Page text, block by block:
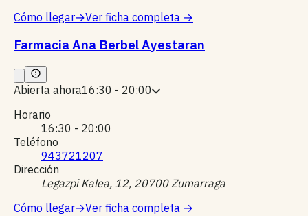
Cómo llegar→Ver ficha completa →
Farmacia Ana Berbel Ayestaran
Abierta ahora16:30 - 20:00
Horario
16:30 - 20:00
Teléfono
943721207
Dirección
Legazpi Kalea, 12, 20700 Zumarraga
Cómo llegar→Ver ficha completa →